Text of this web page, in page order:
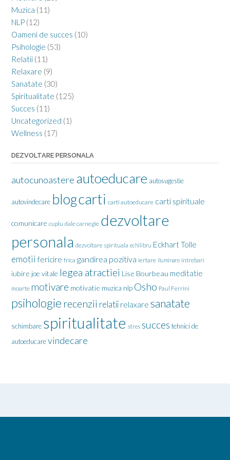
Muzica (11)
NLP (12)
Oameni de succes (10)
Psihologie (53)
Relatii (11)
Relaxare (9)
Sanatate (30)
Spiritualitate (125)
Succes (11)
Uncategorized (1)
Wellness (17)
DEZVOLTARE PERSONALA
autocunoastere autoeducare autosugestie
autovindecare blogcarti carti autoeducare carti spirituale
comunicare cuplu dale carnegie dezvoltare
personala dezvoltare spirituala echilibru Eckhart Tolle
emotii fericire frica gandirea pozitiva iertare iluminare intrebari
iubire joe vitale legea atractiei Lise Bourbeau meditatie
moarte motivare motivatie muzica nlp Osho Paul Ferrini
psihologie recenzii relatii relaxare sanatate
schimbare spiritualitate stres succes tehnici de
autoeducarevindecare